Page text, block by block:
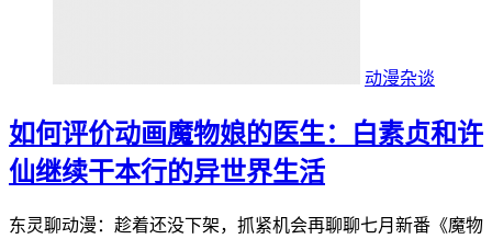
动漫杂谈
如何评价动画魔物娘的医生：白素贞和许
仙继续干本行的异世界生活
东灵聊动漫：趁着还没下架，抓紧机会再聊聊七月新番《魔物